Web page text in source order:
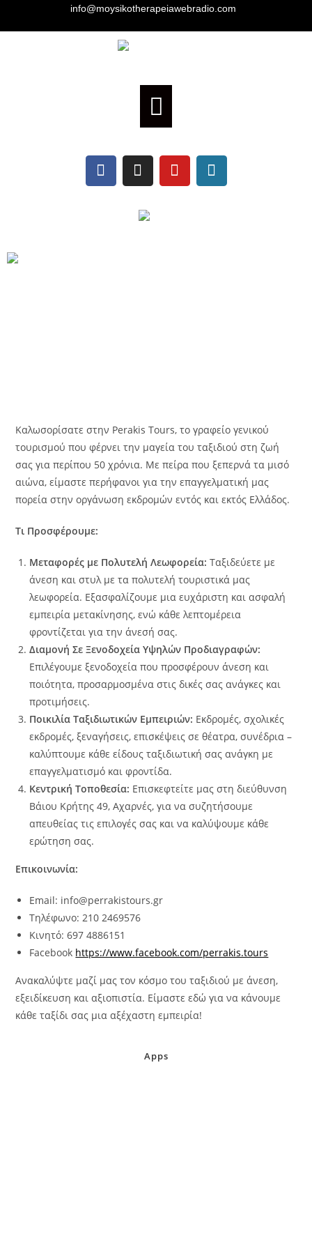
info@moysikotherapeiawebradio.com
Καλωσορίσατε στην Perakis Tours, το γραφείο γενικού
τουρισμού που φέρνει την μαγεία του ταξιδιού στη ζωή
σας για περίπου 50 χρόνια. Με πείρα που ξεπερνά τα μισό
αιώνα, είμαστε περήφανοι για την επαγγελματική μας
πορεία στην οργάνωση εκδρομών εντός και εκτός Ελλάδος.
Τι Προσφέρουμε:
Μεταφορές με Πολυτελή Λεωφορεία: Ταξιδεύετε με
άνεση και στυλ με τα πολυτελή τουριστικά μας
λεωφορεία. Εξασφαλίζουμε μια ευχάριστη και ασφαλή
εμπειρία μετακίνησης, ενώ κάθε λεπτομέρεια
φροντίζεται για την άνεσή σας.
Διαμονή Σε Ξενοδοχεία Υψηλών Προδιαγραφών:
Επιλέγουμε ξενοδοχεία που προσφέρουν άνεση και
ποιότητα, προσαρμοσμένα στις δικές σας ανάγκες και
προτιμήσεις.
Ποικιλία Ταξιδιωτικών Εμπειριών: Εκδρομές, σχολικές
εκδρομές, ξεναγήσεις, επισκέψεις σε θέατρα, συνέδρια –
καλύπτουμε κάθε είδους ταξιδιωτική σας ανάγκη με
επαγγελματισμό και φροντίδα.
Κεντρική Τοποθεσία: Επισκεφτείτε μας στη διεύθυνση
Βάιου Κρήτης 49, Αχαρνές, για να συζητήσουμε
απευθείας τις επιλογές σας και να καλύψουμε κάθε
ερώτηση σας.
Επικοινωνία:
Email: info@perrakistours.gr
Τηλέφωνο: 210 2469576
Κινητό: 697 4886151
Facebook https://www.facebook.com/perrakis.tours
Ανακαλύψτε μαζί μας τον κόσμο του ταξιδιού με άνεση,
εξειδίκευση και αξιοπιστία. Είμαστε εδώ για να κάνουμε
κάθε ταξίδι σας μια αξέχαστη εμπειρία!
Apps